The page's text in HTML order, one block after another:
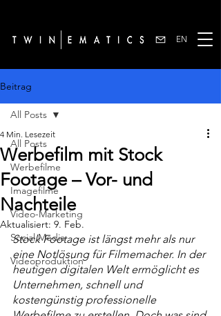
EN
Beitrag
All Posts
Werbefilme
Imagefilme
Video-Marketing
Social Media
Videoproduktion
All Posts
Werbefilm mit Stock
Footage – Vor- und
Nachteile
4 Min. Lesezeit
Aktualisiert: 9. Feb.
Stock Footage ist längst mehr als nur
eine Notlösung für Filmemacher. In der
heutigen digitalen Welt ermöglicht es
Unternehmen, schnell und
kostengünstig professionelle